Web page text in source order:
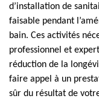
d’installation de
faisable pendant
bain. Ces activités
professionnel et
réduction de la
faire appel à un
sûr du résultat de